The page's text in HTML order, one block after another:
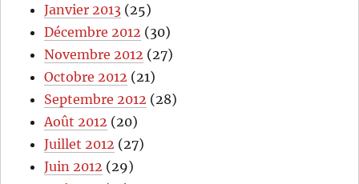
Janvier 2013 (25)
Décembre 2012 (30)
Novembre 2012 (27)
Octobre 2012 (21)
Septembre 2012 (28)
Août 2012 (20)
Juillet 2012 (27)
Juin 2012 (29)